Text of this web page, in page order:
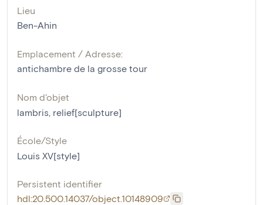
Lieu
Ben-Ahin
Emplacement / Adresse:
antichambre de la grosse tour
Nom d'objet
lambris, relief[sculpture]
École/Style
Louis XV[style]
Persistent identifier
hdl:20.500.14037/object.10148909